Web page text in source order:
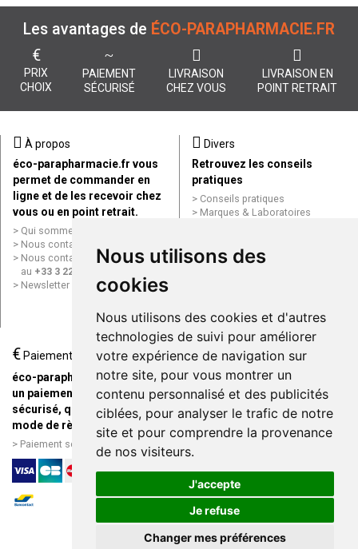
Nous utilisons des
cookies
Nous utilisons des cookies et d'autres
technologies de suivi pour améliorer
votre expérience de navigation sur
notre site, pour vous montrer un
contenu personnalisé et des publicités
ciblées, pour analyser le trafic de notre
site et pour comprendre la provenance
de nos visiteurs.
J'accepte
Je refuse
Changer mes préférences
Les avantages de ÉCO-PARAPHARMACIE.FR
€
PRIX
CHOIX
PAIEMENT
SÉCURISÉ
LIVRAISON
CHEZ VOUS
LIVRAISON EN
POINT RETRAIT
À propos
éco-parapharmacie.fr vous
permet de commander en
ligne et de les recevoir chez
vous ou en point retrait.
Qui sommes nous ?
Nous contacter par e-mail
Nous contacter par téléphone
au +33 3 22 71 64 10
Newsletter
Divers
Retrouvez les conseils
pratiques
Conseils pratiques
Marques & Laboratoires
Mentions légales
Données personnelles
ligne
€ Paiement
éco-parapharmacie.fr offre
un paiement entièrement
sécurisé, quel que soit le
mode de règlement
Paiement sécurisé et simple
Livraison / Point retrait
Commandez en ligne et
recevez votre commande
rapidement chez vous ou en
point retrait
Livraison chez vous ou en